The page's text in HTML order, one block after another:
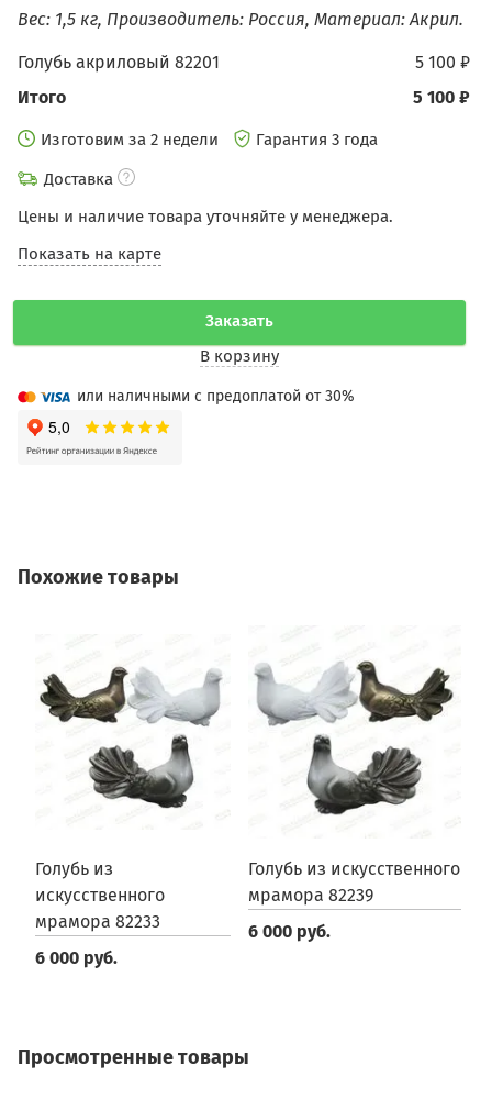
Вес: 1,5 кг, Производитель: Россия, Материал: Акрил.
5 100 ₽
Голубь акриловый 82201
5 100 ₽
Итого
Изготовим за 2 недели
Гарантия 3 года
Доставка
Цены и наличие товара уточняйте у менеджера.
Показать на карте
Заказать
В корзину
или наличными с предоплатой от 30%
Похожие товары
Голубь из
искусственного
мрамора 82233
6 000 руб.
Голубь из искусственного
мрамора 82239
6 000 руб.
Просмотренные товары